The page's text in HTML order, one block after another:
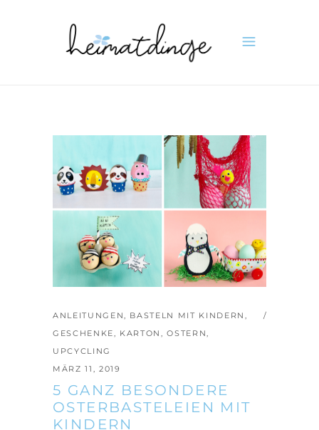
ANLEITUNGEN, BASTELN MIT KINDERN ,
GESCHENKE, KARTON,OSTERN,
UPCYCLING
MÄRZ 11, 2019
5 GANZ BESONDERE
OSTERBASTELEIEN MIT
KINDERN